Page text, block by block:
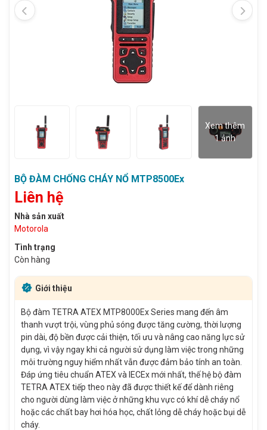
Xem thêm
1 ảnh
BỘ ĐÀM CHỐNG CHÁY NỔ MTP8500Ex
Liên hệ
Nhà sản xuất
Motorola
Tình trạng
Còn hàng
Giới thiệu
Bộ đàm TETRA ATEX MTP8000Ex Series mang đến âm
thanh vượt trội, vùng phủ sóng được tăng cường, thời lượng
pin dài, độ bền được cải thiện, tối ưu và nâng cao năng lực sử
dụng, vì vậy ngay khi cả người sử dụng làm việc trong những
môi trường nguy hiểm nhất vẫn được đảm bảo tính an toàn.
Đáp ứng tiêu chuẩn ATEX và IECEx mới nhất, thế hệ bộ đàm
TETRA ATEX tiếp theo này đã được thiết kế để dành riêng
cho người dùng làm việc ở những khu vực có khí dễ cháy nổ
hoặc các chất bay hơi hóa học, chất lỏng dễ cháy hoặc bụi dễ
cháy.